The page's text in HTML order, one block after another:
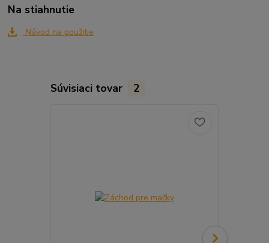
Na stiahnutie
Návod na použitie
Súvisiaci tovar 2